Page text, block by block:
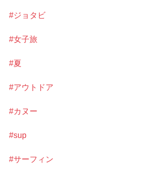
#ジョタビ
#女子旅
#夏
#アウトドア
#カヌー
#sup
#サーフィン